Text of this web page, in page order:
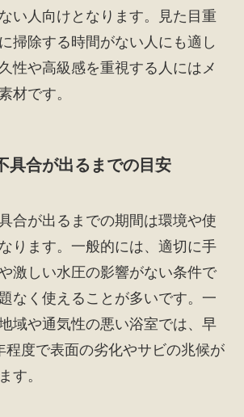
い人向けとなります。見た目重
掃除する時間がない人にも適し
性や高級感を重視する人にはメ
材です。
具合が出るまでの目安
合が出るまでの期間は環境や使
ります。一般的には、適切に手
激しい水圧の影響がない条件で
なく使えることが多いです。一
域や通気性の悪い浴室では、早
程度で表面の劣化やサビの兆候が
す。